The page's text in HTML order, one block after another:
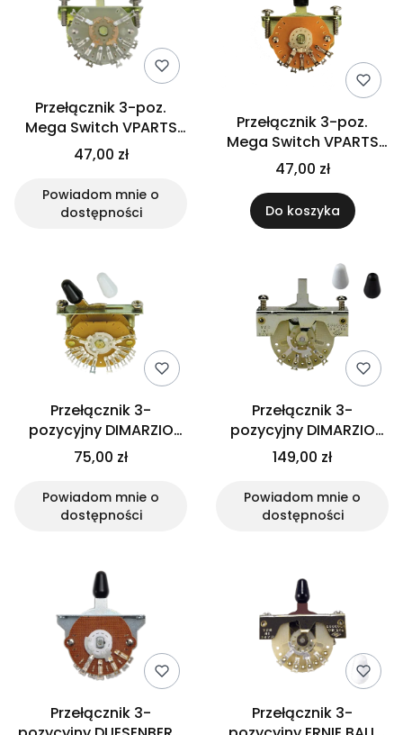
Przełącznik 3-poz.
Mega Switch VPARTS
SW-230 (IV)
47,00 zł
Powiadom mnie o
dostępności
Przełącznik 3-poz.
Mega Switch VPARTS
SW-230T (BK)
47,00 zł
Do koszyka
Przełącznik 3-
pozycyjny DIMARZIO
EP1105
75,00 zł
Powiadom mnie o
dostępności
Przełącznik 3-
pozycyjny DIMARZIO
EP1115
149,00 zł
Powiadom mnie o
dostępności
Przełącznik 3-
Przełącznik 3-